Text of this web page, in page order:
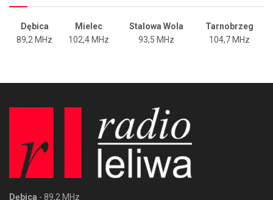
Dębica Mielec Stalowa Wola
Tarnobrzeg
89,2 MHz
102,4 MHz 93,5 MHz 104,7 MHz
Dębica - 89,2 MHz